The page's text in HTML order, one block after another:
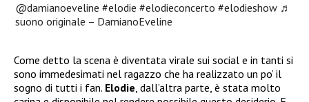
@damianoeveline #elodie #elodieconcerto #elodieshow ♬
suono originale – DamianoEveline
Come detto la scena è diventata virale sui social e in tanti si
sono immedesimati nel ragazzo che ha realizzato un po’ il
sogno di tutti i fan. Elodie, dall’altra parte, è stata molto